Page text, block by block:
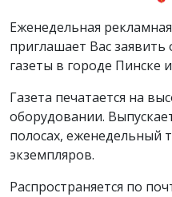
Еженедельная
приглашает Вас
газеты в городе Пинске
Газета печатается на
оборудовании.
полосах, еженедельный
экземпляров.
Распространяется по